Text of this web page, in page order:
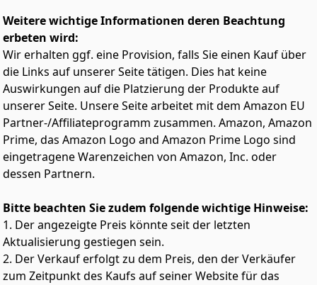
präzisere und professionelle Ergebnisse zu erzielen;
Die schmale 11-mm-Düse leitet die Luft präzise, sodass
Sie schnell Ihr Styling nachbessern und perfektionieren
können
Lieferumfang: 1 x Philips Haartrockner 5000 Series, 2 x
Stylingdüse, 1 x Volumendiffusor
Weitere wichtige Informationen deren Beachtung
erbeten wird:
Wir erhalten ggf. eine Provision, falls Sie einen Kauf über
die Links auf unserer Seite tätigen. Dies hat keine
Auswirkungen auf die Platzierung der Produkte auf
unserer Seite. Unsere Seite arbeitet mit dem Amazon EU
Partner-/Affiliateprogramm zusammen. Amazon, Amazon
Prime, das Amazon Logo and Amazon Prime Logo sind
eingetragene Warenzeichen von Amazon, Inc. oder
dessen Partnern.
Bitte beachten Sie zudem folgende wichtige Hinweise:
1. Der angezeigte Preis könnte seit der letzten
Aktualisierung gestiegen sein.
2. Der Verkauf erfolgt zu dem Preis, den der Verkäufer
zum Zeitpunkt des Kaufs auf seiner Website für das